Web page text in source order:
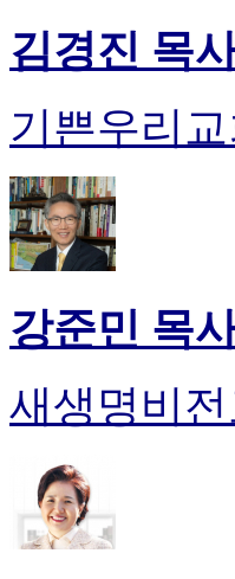
김경진 목
기쁜우리교
강준민 목
새생명비전